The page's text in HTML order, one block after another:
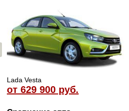
Lada Vesta
от 629 900 руб.